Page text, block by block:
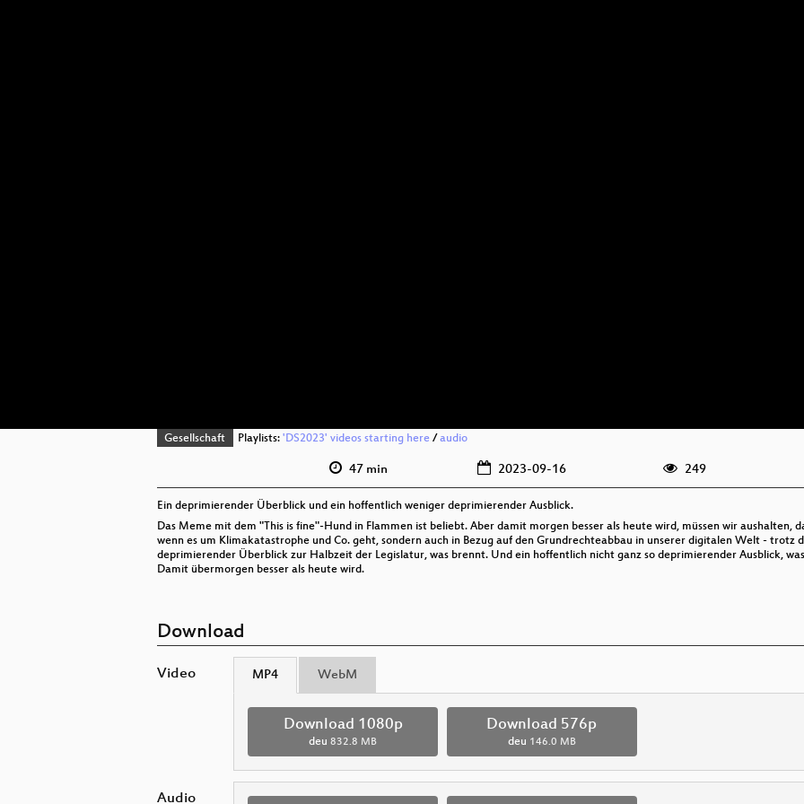
Gesellschaft Playlists: 'DS2023' videos starting here/ audio
47 min 2023-09-16 249
Ein deprimierender Überblick und ein hoffentlich weniger deprimierender Ausblick.
Das Meme mit dem "This is fine"-Hund in Flammen ist beliebt. Aber damit morgen besser als heute wird, müssen wir aushalten,
wenn es um Klimakatastrophe und Co. geht, sondern auch in Bezug auf den Grundrechteabbau in unserer digitalen Welt -
deprimierender Überblick zur Halbzeit der Legislatur, was brennt. Und ein hoffentlich nicht ganz so deprimierender Ausblick,
Damit übermorgen besser als heute wird.
Download
Video MP4 WebM
Download 1080p
deu 832.8 MB
Download 576p
deu 146.0 MB
Audio